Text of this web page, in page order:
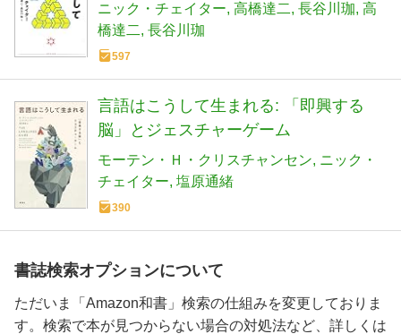
ニック・チェイター 高橋達二 長谷川珈 高
橋達二 長谷川珈
597
言語はこうして生まれる: 「即興する
脳」とジェスチャーゲーム
モーテン・Ｈ・クリスチャンセン ニック・
チェイター 塩原通緒
390
書誌検索オプションについて
ただいま「Amazon和書」検索の仕組みを変更しておりま
す。検索で本が見つからない場合の対処法など、詳しくは